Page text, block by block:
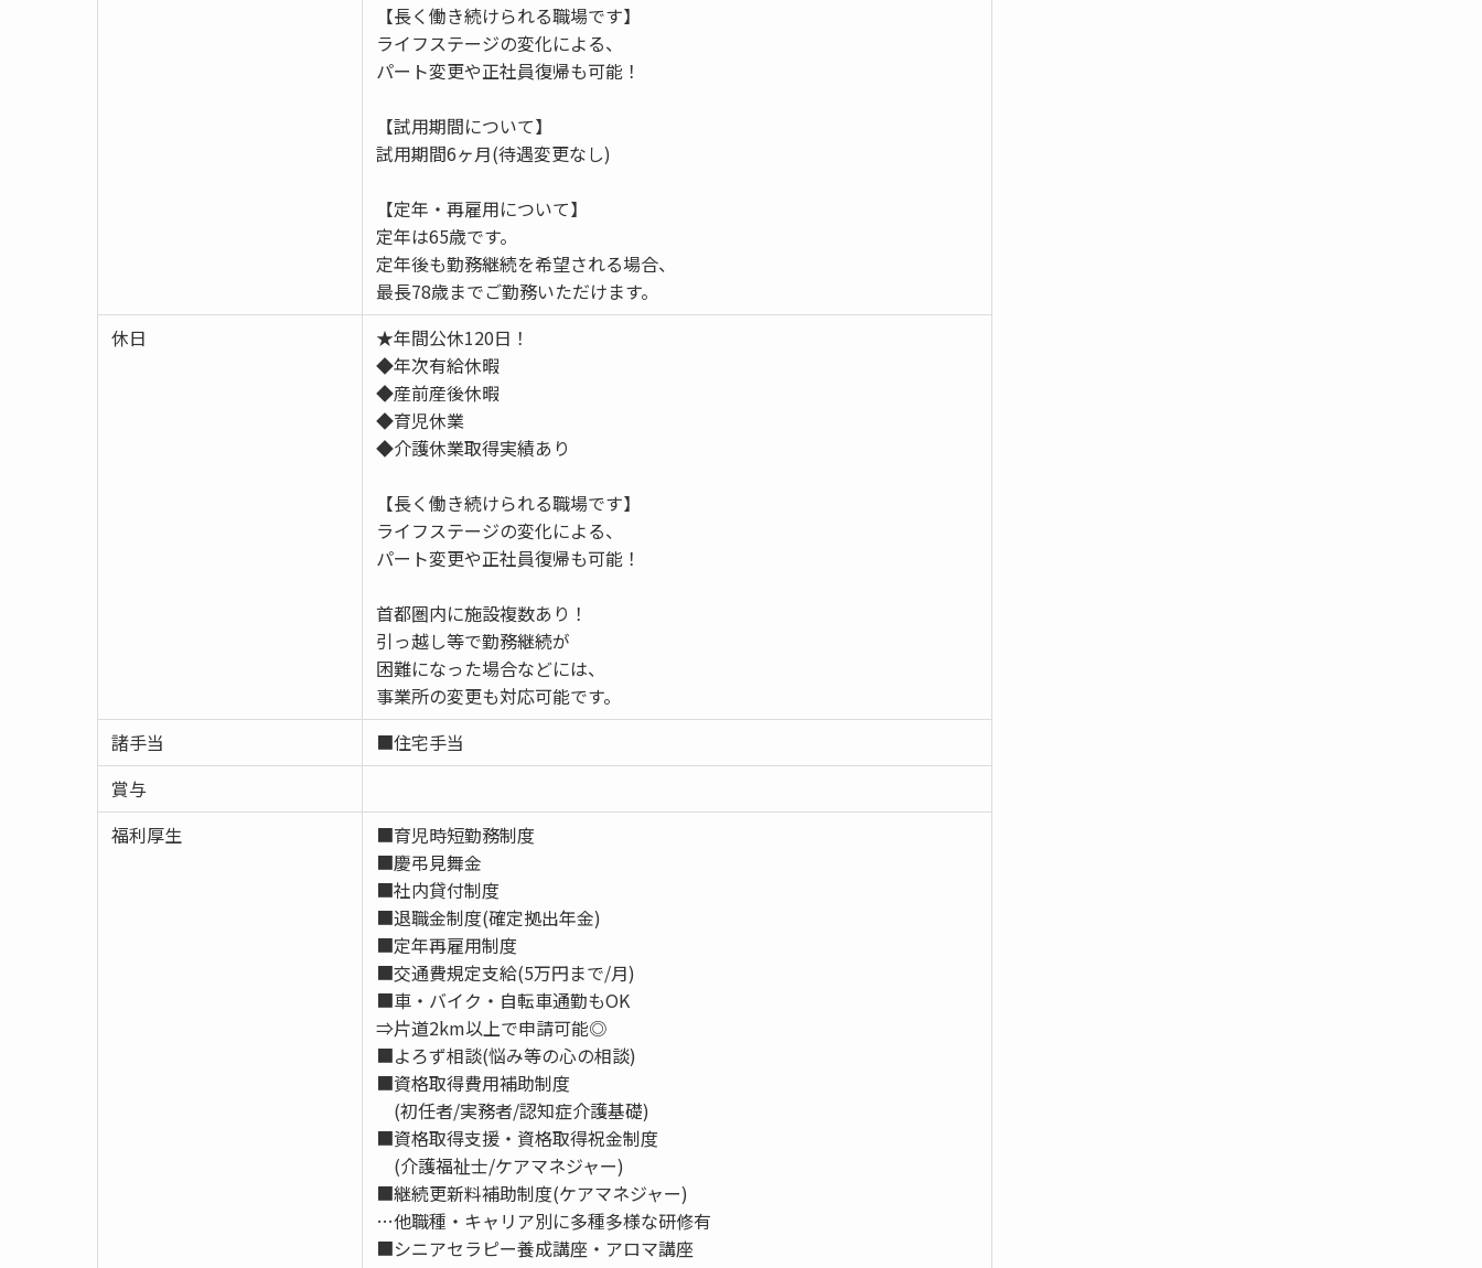
【長く働き続けられる職場です】
ライフステージの変化による、
パート変更や正社員復帰も可能！
【試用期間について】
試用期間6ヶ月(待遇変更なし)
【定年・再雇用について】
定年は65歳です。
定年後も勤務継続を希望される場合、
最長78歳までご勤務いただけます。
休日
★年間公休120日！
◆年次有給休暇
◆産前産後休暇
◆育児休業
◆介護休業取得実績あり
【長く働き続けられる職場です】
ライフステージの変化による、
パート変更や正社員復帰も可能！
首都圏内に施設複数あり！
引っ越し等で勤務継続が
困難になった場合などには、
事業所の変更も対応可能です。
諸手当
■住宅手当
賞与
福利厚生
■育児時短勤務制度
■慶弔見舞金
■社内貸付制度
■退職金制度(確定拠出年金)
■定年再雇用制度
■交通費規定支給(5万円まで/月)
■車・バイク・自転車通勤もOK
⇒片道2km以上で申請可能◎
■よろず相談(悩み等の心の相談)
■資格取得費用補助制度
(初任者/実務者/認知症介護基礎)
■資格取得支援・資格取得祝金制度
(介護福祉士/ケアマネジャー)
■継続更新料補助制度(ケアマネジャー)
…他職種・キャリア別に多種多様な研修有
■シニアセラピー養成講座・アロマ講座